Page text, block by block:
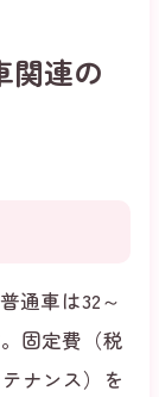
関連の
通車は32～
固定費（税
ナンス）を